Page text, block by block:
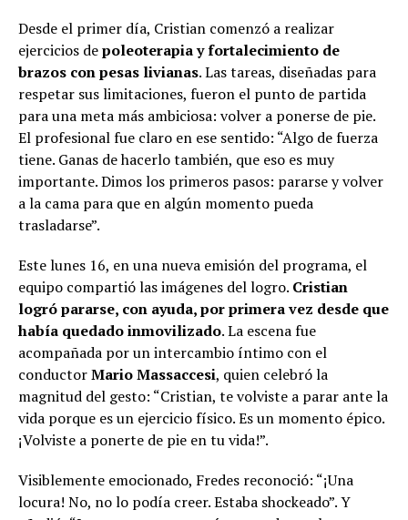
Desde el primer día, Cristian comenzó a realizar
ejercicios depoleoterapia y fortalecimiento de
brazos con pesas livianas. Las tareas, diseñadas para
respetar sus limitaciones, fueron el punto de partida
para una meta más ambiciosa: volver a ponerse de pie.
El profesional fue claro en ese sentido: “Algo de fuerza
tiene. Ganas de hacerlo también, que eso es muy
importante. Dimos los primeros pasos: pararse y volver
a la cama para que en algún momento pueda
trasladarse”.
Este lunes 16, en una nueva emisión del programa, el
equipo compartió las imágenes del logro. Cristian
logró pararse, con ayuda, por primera vez desde que
había quedado inmovilizado. La escena fue
acompañada por un intercambio íntimo con el
conductorMario Massaccesi, quien celebró la
magnitud del gesto: “Cristian, te volviste a parar ante la
vida porque es un ejercicio físico. Es un momento épico.
¡Volviste a ponerte de pie en tu vida!”.
Visiblemente emocionado, Fredes reconoció: “¡Una
locura! No, no lo podía creer. Estaba shockeado”. Y